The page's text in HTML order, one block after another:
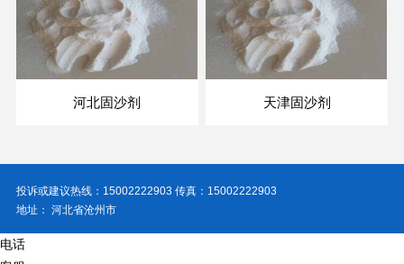
河北固沙剂 天津固沙剂
投诉或建议热线：15002222903 传真：15002222903
地址： 河北省沧州市
电话